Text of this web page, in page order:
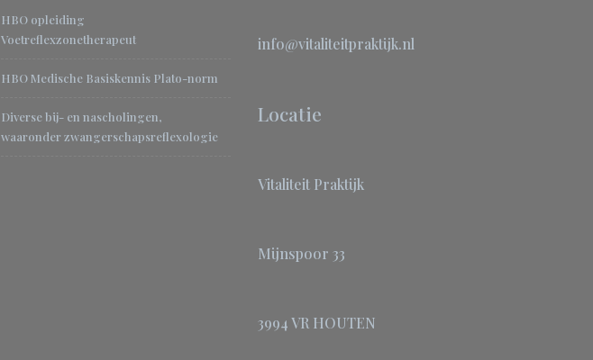
HBO opleiding
Voetreflexzonetherapeut
HBO Medische Basiskennis Plato-norm
Diverse bij- en nascholingen,
waaronder zwangerschapsreflexologie
info@vitaliteitpraktijk.nl
Locatie
Vitaliteit Praktijk
Mijnspoor 33
3994 VR HOUTEN